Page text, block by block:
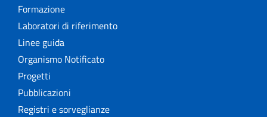
Formazione
Laboratori di riferimento
Linee guida
Organismo Notificato
Progetti
Pubblicazioni
Registri e sorveglianze